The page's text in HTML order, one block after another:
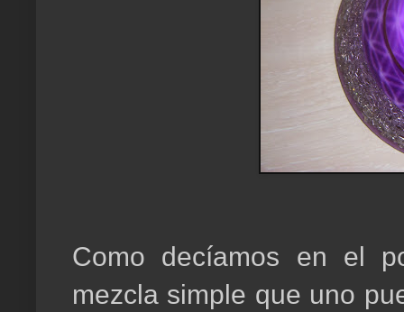
Como decíamos en el
mezcla simple que uno